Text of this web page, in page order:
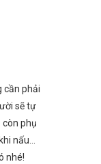
cần phải
sẽ tự
phụ
nấu…
nhé!